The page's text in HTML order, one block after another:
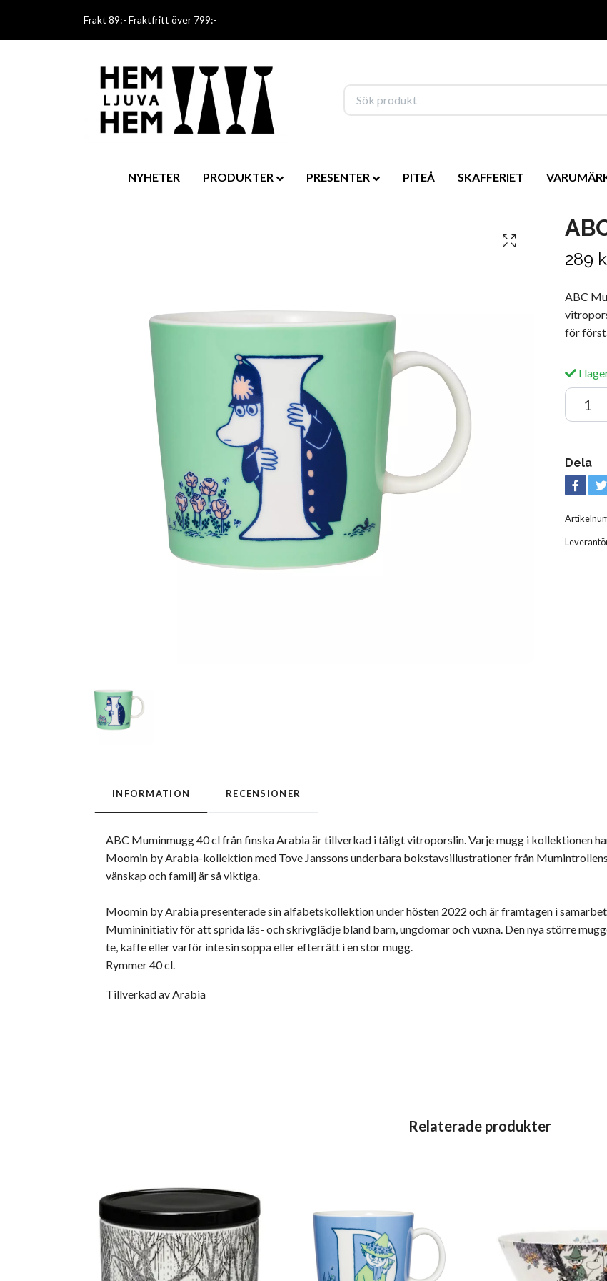
Frakt 89:- Fraktfritt över 799:-
NYHETER PRODUKTER PRESENTER PITEÅ SKAFFERIET
289
ABC
för
I
Dela
INFORMATION RECENSIONER
ABC Muminmugg 40 cl från finska Arabia är tillverkad i tåligt vitroporslin. Varje mugg i kollektionen
Moomin by Arabia-kollektion med Tove Janssons underbara bokstavsillustrationer från
vänskap och familj är så viktiga.
Moomin by Arabia presenterade sin alfabetskollektion under hösten 2022 och är framtagen i
Mumininitiativ för att sprida läs- och skrivglädje bland barn, ungdomar och vuxna. Den nya större
te, kaffe eller varför inte sin soppa eller efterrätt i en stor mugg.
Rymmer 40 cl.
Tillverkad av Arabia